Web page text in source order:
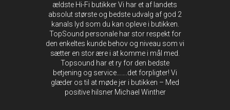
ældste Hi-Fi butikker Vi har et af landets
absolut største og bedste udvalg af god 2
kanals lyd som du kan opleve i butikken.
TopSound personale har stor respekt for
den enkeltes kunde behov og niveau som vi
sætter en stor ære i at komme i mål med.
Topsound har et ry for den bedste
betjening og service…….det forpligter! Vi
glæder os til at møde jer i butikken – Med
positive hilsner Michael Winther